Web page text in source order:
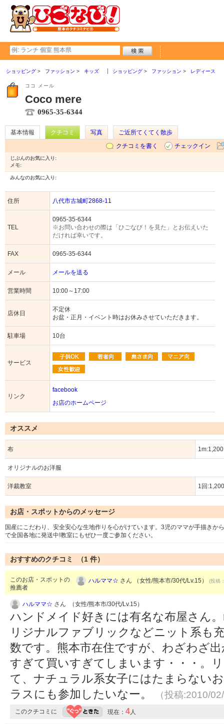
ショッピング ファッション キッズ ショッピング ファッション レディース
ココ メール
Coco mere
0965-35-6344
基本情報 クチコミ 写真
ご近所てくてく散歩
クチコミを書く
チェックイン
じぶんのお気に入り:
メモ:
みんなのお気に入り:
住所 八代市古城町2868-11
TEL
0965-35-6344
※お問い合わせの際は「ひごなび！を見た」とお伝えいた
だければ幸いです。
FAX 0965-35-6344
メール メールを送る
営業時間 10:00～17:00
店休日
不定休
お盆・正月・イベント時はお休みさせていただきます。
駐車場 10台
サービス
リンク
facebook
お店のホームページ
オススメ
布
オリジナルのお洋服
洋裁教室 1回
お店・スポットからのメッセージ
国産にこだわり、安全安心な生地作りを心がけています。3児のママが手描きか
で全国各地に発送中!教室にもぜひ一度ご参加ください。
おすすめのクチコミ （1 件）
このお店・スポットの
推薦者
ハルママ☆ さん （女性/熊本市/30代/Lv.15） (投稿
ハルママ☆ さん （女性/熊本市/30代/Lv.15）
ハンドメイド好きには有名な布屋さん
リジナルファブリックなどニット系も
数です。熊本市在住ですが、わざわざ
すぎて買いすぎてしまいます・・・。
て、ナチュラル系女子にはたまらない
ラスにも参加したいなー。
（投稿:2010/
このクチコミに 現在： 4人